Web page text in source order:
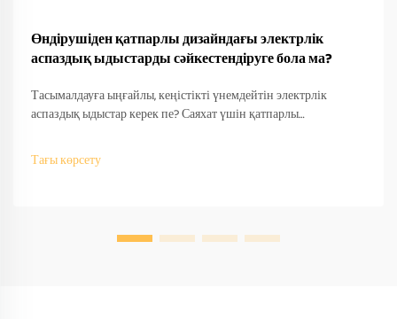
Өндірушіден қатпарлы дизайндағы электрлік
аспаздық ыдыстарды сәйкестендіруге бола ма?
Тасымалдауға ыңғайлы, кеңістікті үнемдейтін электрлік
аспаздық ыдыстар керек пе? Саяхат үшін қатпарлы
OEM/ODM қолдау, жылдам прототиптеу және халықаралық
сәйкестік. Бүгін-ақ сұраныс беріңіз.
Тағы көрсету